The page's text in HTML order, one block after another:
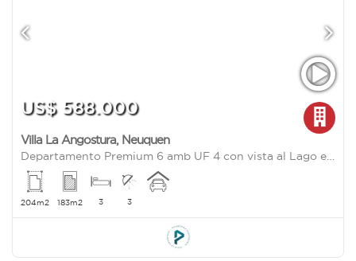
US$ 588.000
Villa La Angostura, Neuquen
204m2 183m2 3 3